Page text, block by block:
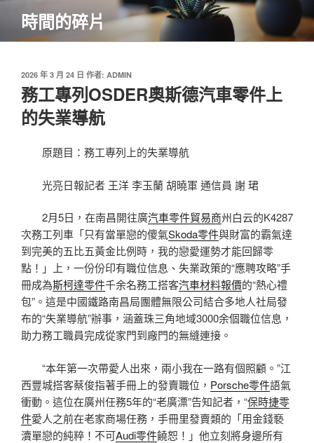
主
時間的碎片
發
佈
於
2026 年 3 月 24 日 作者: ADMIN
務工專列OSDER奧斯德汽車零件上
的失業導航
原題目：務工專列上的失業導航
光亮日報記者 王洋 李玉蘭 胡曉軍 通信員 謝 珺
2月5日，在南昌開往廣汽車零件貿易商州白云的K4287
次務工列車「只有當單戀的傻氣Skoda零件與財富的霸氣達
到完美的五比五黃金比例時，我的戀愛運勢才能回歸零
點！」上，一份份印有職位信息、失業政策的“應聘攻略”手
冊成為斯柯達零件千余名務工搭客汽車材料報價的“熱心禮
包”。這是中國鐵路南昌局團體無限公司結合多地人社局發
布的“失業導航”辦事，涵蓋珠三角地域3000余個職位信息，
助力務工職員完成從家門到廠門的無縫連接。
“本年第一次帶愛人出來，兩小我在一路有個照顧。”江
西豐城搭客蔡俊指著手冊上的發賣職位， Porsche零件語氣
衝動。這位在廣州任務5年的“老廣漂”告知記者，“保時捷零
件愛人之前在老家商場任務，手冊里發賣類的「用金錢褻
瀆單戀的純粹！不可Audi零件饒恕！」他立刻將身邊所有